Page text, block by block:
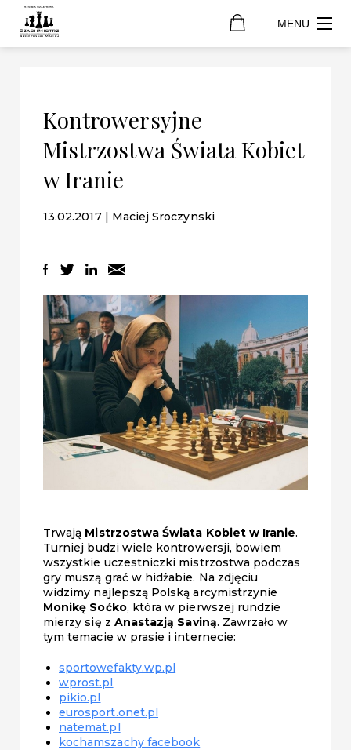
MENU
Kontrowersyjne
Mistrzostwa Świata Kobiet
w Iranie
13.02.2017 | Maciej Sroczynski
Trwają Mistrzostwa Świata Kobiet w Iranie.
Turniej budzi wiele kontrowersji, bowiem
wszystkie uczestniczki mistrzostwa podczas
gry muszą grać w hidżabie. Na zdjęciu
widzimy najlepszą Polską arcymistrzynie
Monikę Soćko, która w pierwszej rundzie
mierzy się z Anastazją Saviną. Zawrzało w
tym temacie w prasie i internecie:
sportowefakty.wp.pl
wprost.pl
pikio.pl
eurosport.onet.pl
natemat.pl
kochamszachy facebook